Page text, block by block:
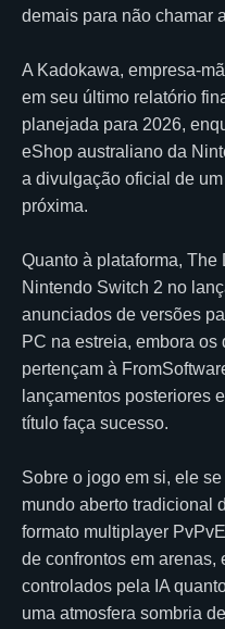
demais para não chamar
A Kadokawa, empresa-
em seu último relatório
planejada para 2026,
eShop australiano da
a divulgação oficial de
próxima.
Quanto à plataforma,
Nintendo Switch 2 no
anunciados de versões
PC na estreia, embora
pertençam à
lançamentos posteriores
título faça sucesso.
Sobre o jogo em si, ele
mundo aberto tradicional
formato multiplayer
de confrontos em arenas,
controlados pela IA
uma atmosfera sombria